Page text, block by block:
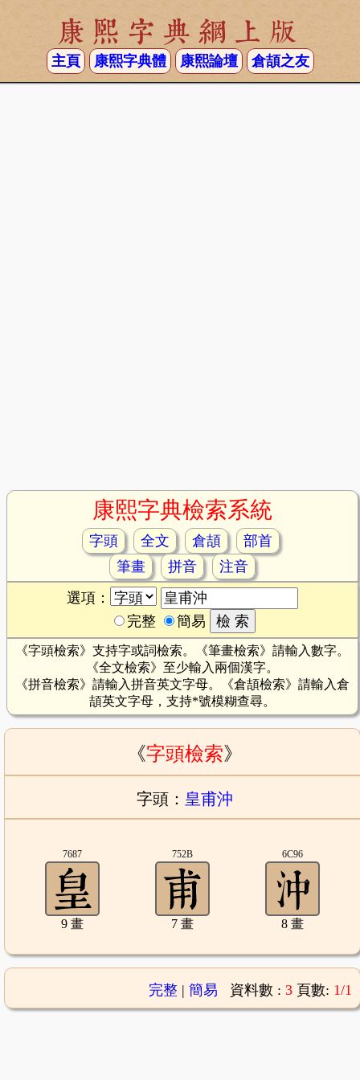
康熙字典網上版
主頁 康熙字典體 康熙論壇 倉頡之友
康熙字典檢索系統
字頭 全文 倉頡
部首
筆畫
拼音
注音
選項：
完整
簡易
《字頭檢索》支持字或詞檢索。《筆畫檢索》請輸入數字。
《全文檢索》至少輸入兩個漢字。
《拼音檢索》請輸入拼音英文字母。《倉頡檢索》請輸入倉
頡英文字母，支持*號模糊查尋。
《字頭檢索》
字頭： 皇甫沖
7687
9 畫
752B
7 畫
6C96
8 畫
完整| 簡易 資料數 : 3 頁數: 1/1